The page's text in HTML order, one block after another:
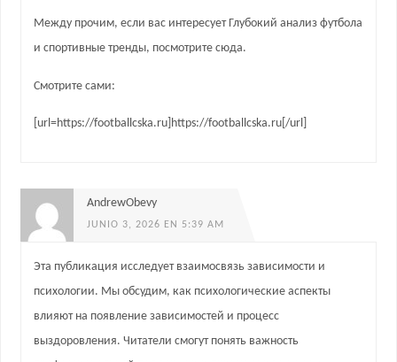
Между прочим, если вас интересует Глубокий анализ футбола
и спортивные тренды, посмотрите сюда.
Смотрите сами:
[url=https://footballcska.ru]https://footballcska.ru[/url]
AndrewObevy
JUNIO 3, 2026 EN 5:39 AM
Эта публикация исследует взаимосвязь зависимости и
психологии. Мы обсудим, как психологические аспекты
влияют на появление зависимостей и процесс
выздоровления. Читатели смогут понять важность